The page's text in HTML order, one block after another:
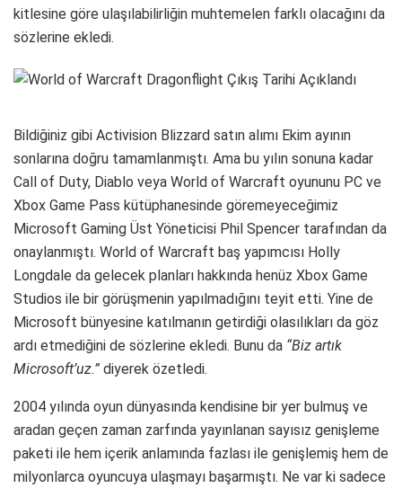
kitlesine göre ulaşılabilirliğin muhtemelen farklı olacağını da
sözlerine ekledi.
Bildiğiniz gibi Activision Blizzard satın alımı Ekim ayının
sonlarına doğru tamamlanmıştı. Ama bu yılın sonuna kadar
Call of Duty, Diablo veya World of Warcraft oyununu PC ve
Xbox Game Pass kütüphanesinde göremeyeceğimiz
Microsoft Gaming Üst Yöneticisi Phil Spencer tarafından da
onaylanmıştı. World of Warcraft baş yapımcısı Holly
Longdale da gelecek planları hakkında henüz Xbox Game
Studios ile bir görüşmenin yapılmadığını teyit etti. Yine de
Microsoft bünyesine katılmanın getirdiği olasılıkları da göz
ardı etmediğini de sözlerine ekledi. Bunu da “Biz artık
Microsoft’uz.” diyerek özetledi.
2004 yılında oyun dünyasında kendisine bir yer bulmuş ve
aradan geçen zaman zarfında yayınlanan sayısız genişleme
paketi ile hem içerik anlamında fazlası ile genişlemiş hem de
milyonlarca oyuncuya ulaşmayı başarmıştı. Ne var ki sadece